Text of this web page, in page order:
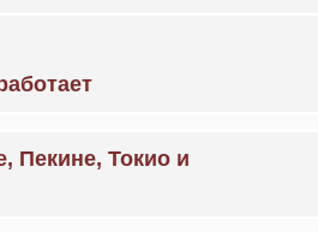
Пекине, Токио и